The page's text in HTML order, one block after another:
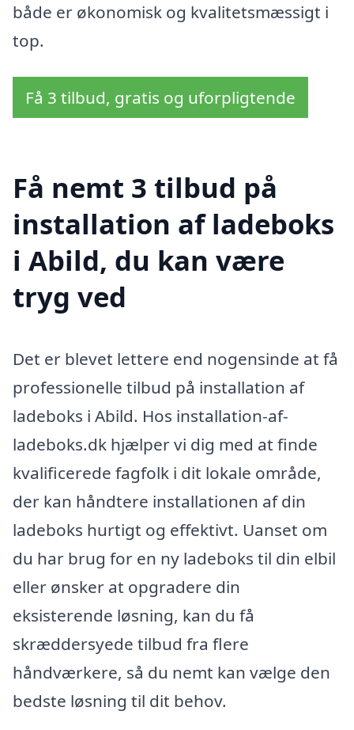
både er økonomisk og kvalitetsmæssigt i
top.
Få 3 tilbud, gratis og uforpligtende
Få nemt 3 tilbud på
installation af ladeboks
i Abild, du kan være
tryg ved
Det er blevet lettere end nogensinde at få
professionelle tilbud på installation af
ladeboks i Abild. Hos installation-af-
ladeboks.dk hjælper vi dig med at finde
kvalificerede fagfolk i dit lokale område,
der kan håndtere installationen af din
ladeboks hurtigt og effektivt. Uanset om
du har brug for en ny ladeboks til din elbil
eller ønsker at opgradere din
eksisterende løsning, kan du få
skræddersyede tilbud fra flere
håndværkere, så du nemt kan vælge den
bedste løsning til dit behov.